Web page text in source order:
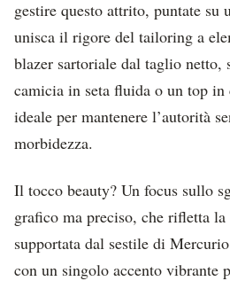
gestire questo attrito, puntate su
unisca il rigore del tailoring a
blazer sartoriale dal taglio netto,
camicia in seta fluida o un top
ideale per mantenere l’autorità
morbidezza.
Il tocco beauty? Un focus sullo
grafico ma preciso, che rifletta la
supportata dal sestile di
con un singolo accento vibrante